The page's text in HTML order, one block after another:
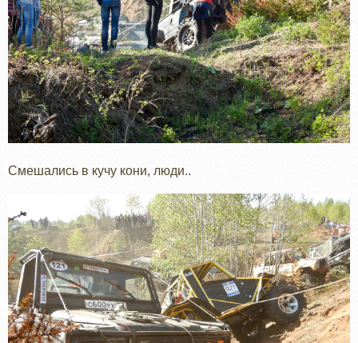
Смешались в кучу кони, люди..